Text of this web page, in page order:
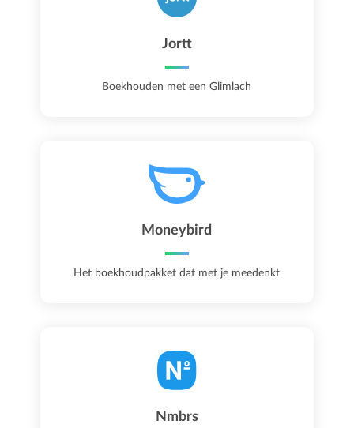
Jortt
Boekhouden met een Glimlach
Moneybird
Het boekhoudpakket dat met je meedenkt
Nmbrs